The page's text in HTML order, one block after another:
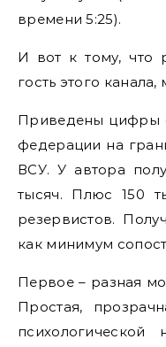
времени 5:25).
И вот к тому, что
гость этого
Приведены цифры
федерации на
ВСУ. У автора
тысяч. Плюс 150
резервистов.
как минимум
Первое – разная
Простая,